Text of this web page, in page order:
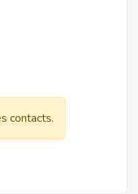
contacts.